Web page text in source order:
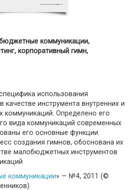
коммуникации,
корпоративный гимн,
использования
качестве инструмента внутренних и
коммуникаций. Определено его
вида коммуникаций современных
его основные функции.
создания гимнов, обоснована их
малобюджетных инструментов
коммуникации» — №4, 2011 (©